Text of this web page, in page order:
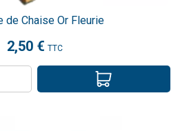
de Chaise Or Fleurie
2,50 € TTC